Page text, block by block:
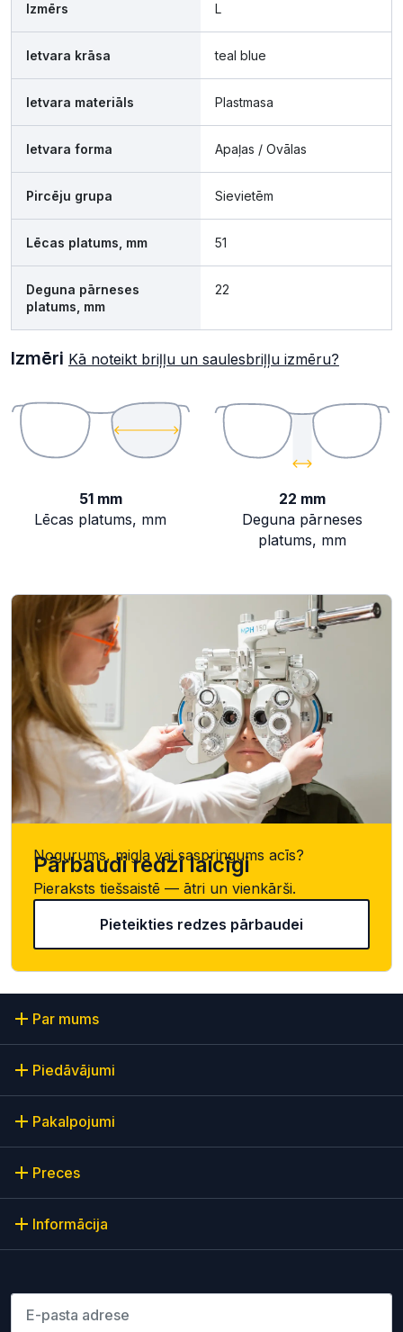
Izmērs L
Ietvara krāsa teal blue
Ietvara materiāls Plastmasa
Ietvara forma Apaļas / Ovālas
Pircēju grupa Sievietēm
Lēcas platums, mm 51
Deguna pārneses
platums, mm
22
Izmēri Kā noteikt briļļu un saulesbriļļu izmēru?
51 mm
Lēcas platums, mm
22 mm
Deguna pārneses
platums, mm
Nogurums, migla vai saspringums acīs?
Pārbaudi redzi laicīgi
Pieraksts tiešsaistē — ātri un vienkārši.
Pieteikties redzes pārbaudei
Par mums
Piedāvājumi
Pakalpojumi
Preces
Informācija
Lūdzu ievadiet e-pasta adresi